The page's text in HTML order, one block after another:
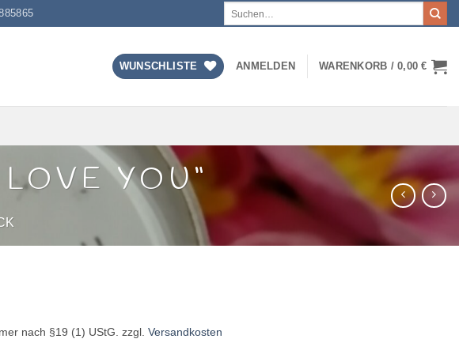
WUNSCHLISTE ANMELDEN WARENKORB /0,00€
YOU“
nach §19 (1) UStG. zzgl. Versandkosten